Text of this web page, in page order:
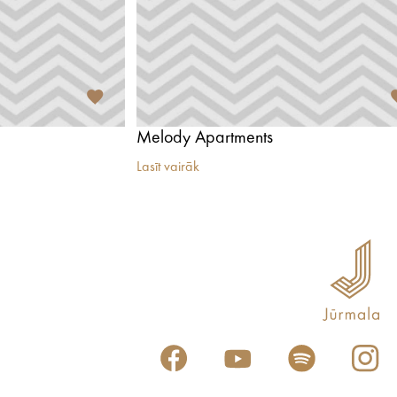
Melody Apartments
Lasīt vairāk